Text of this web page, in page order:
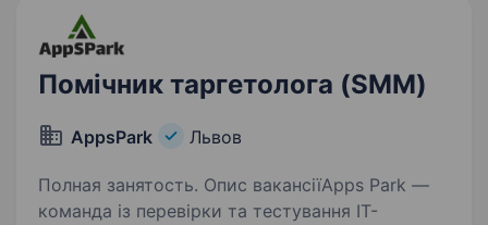
роботи таргетологом, Media…
Помічник таргетолога (SMM)
AppsPark Львов
Полная занятость. Опис вакансіїApps Park —
команда із перевірки та тестування IT-